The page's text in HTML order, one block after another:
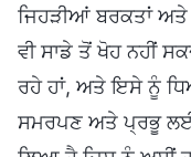
ਜਿਹੜੀਆਂ ਬਰਕਤਾਂ
ਵੀ ਸਾਡੇ ਤੋਂ ਖੋਹ ਨਹੀਂ
ਰਹੇ ਹਾਂ, ਅਤੇ ਇਸੇ ਨੂੰ
ਸਮਰਪਣ ਅਤੇ ਪ੍ਰਭੂ ਲਈ